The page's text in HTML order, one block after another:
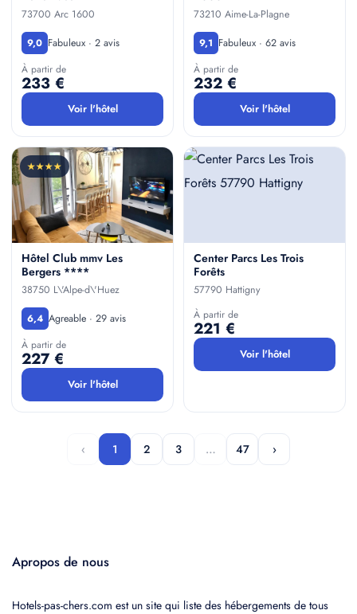
73700 Arc 1600
9,0 Fabuleux · 2 avis
À partir de
233 €
Voir l'hôtel
73210 Aime-La-Plagne
9,1 Fabuleux · 62 avis
À partir de
232 €
Voir l'hôtel
★★★★
Hôtel Club mmv Les
Bergers ****
38750 L\'Alpe-d\'Huez
6,4 Agreable · 29 avis
À partir de
227 €
Voir l'hôtel
Center Parcs Les Trois
Forêts
57790 Hattigny
À partir de
221 €
Voir l'hôtel
‹ 1 2 3 … 47 ›
Apropos de nous
Hotels-pas-chers.com est un site qui liste des hébergements de tous